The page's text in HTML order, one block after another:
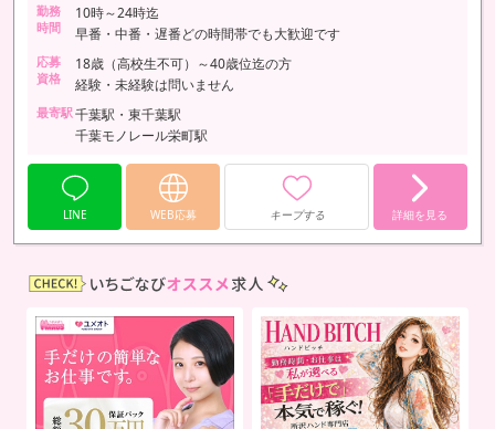
勤務
時間
10時～24時迄
早番・中番・遅番どの時間帯でも大歓迎です
応募
資格
18歳（高校生不可）～40歳位迄の方
経験・未経験は問いません
最寄駅千葉駅・東千葉駅
千葉モノレール栄町駅
LINE WEB応募 キープする 詳細を見る